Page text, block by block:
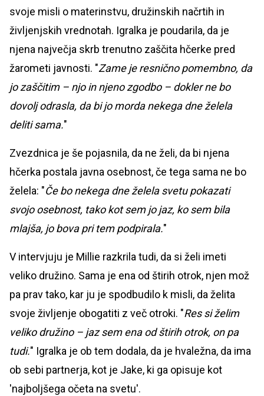
svoje misli o materinstvu, družinskih načrtih in
življenjskih vrednotah. Igralka je poudarila, da je
njena največja skrb trenutno zaščita hčerke pred
žarometi javnosti. "Zame je resnično pomembno, da
jo zaščitim – njo in njeno zgodbo – dokler ne bo
dovolj odrasla, da bi jo morda nekega dne želela
deliti sama."
Zvezdnica je še pojasnila, da ne želi, da bi njena
hčerka postala javna osebnost, če tega sama ne bo
želela: "Če bo nekega dne želela svetu pokazati
svojo osebnost, tako kot sem jo jaz, ko sem bila
mlajša, jo bova pri tem podpirala."
V intervjuju je Millie razkrila tudi, da si želi imeti
veliko družino. Sama je ena od štirih otrok, njen mož
pa prav tako, kar ju je spodbudilo k misli, da želita
svoje življenje obogatiti z več otroki. "Res si želim
veliko družino – jaz sem ena od štirih otrok, on pa
tudi." Igralka je ob tem dodala, da je hvaležna, da ima
ob sebi partnerja, kot je Jake, ki ga opisuje kot
'najboljšega očeta na svetu'.